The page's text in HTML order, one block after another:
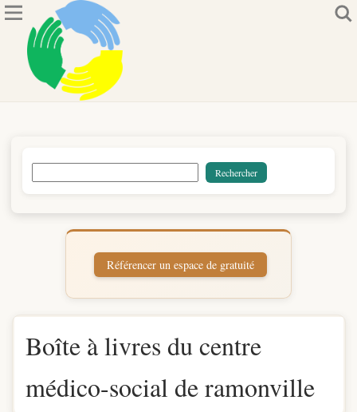
Boîte à livres du centre
médico-social de ramonville